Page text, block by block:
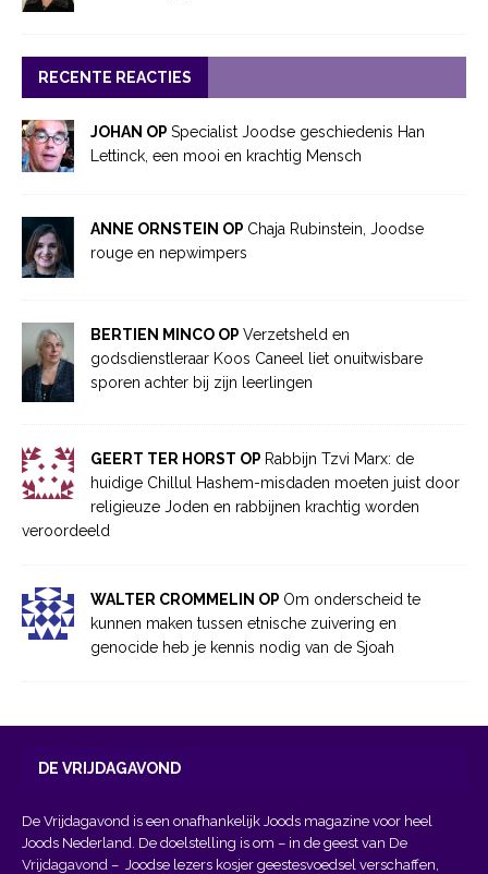
RECENTE REACTIES
JOHAN OP Specialist Joodse geschiedenis Han
Lettinck, een mooi en krachtig Mensch
ANNE ORNSTEIN OP Chaja Rubinstein, Joodse
rouge en nepwimpers
BERTIEN MINCO OP Verzetsheld en
godsdienstleraar Koos Caneel liet onuitwisbare
sporen achter bij zijn leerlingen
GEERT TER HORST OP Rabbijn Tzvi Marx: de
huidige Chillul Hashem-misdaden moeten juist door
religieuze Joden en rabbijnen krachtig worden
veroordeeld
WALTER CROMMELIN OP Om onderscheid te
kunnen maken tussen etnische zuivering en
genocide heb je kennis nodig van de Sjoah
DE VRIJDAGAVOND
De Vrijdagavond is een onafhankelijk Joods magazine voor heel
Joods Nederland. De doelstelling is om – in de geest van De
Vrijdagavond – Joodse lezers kosjer geestesvoedsel verschaffen,